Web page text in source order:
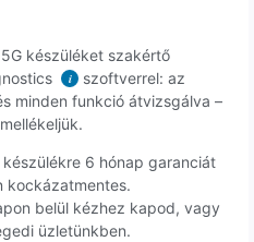
készüléket szakértő
i
szoftverrel: az
minden funkció átvizsgálva –
6 hónap garanciát
kockázatmentes.
belül kézhez kapod, vagy
üzletünkben.